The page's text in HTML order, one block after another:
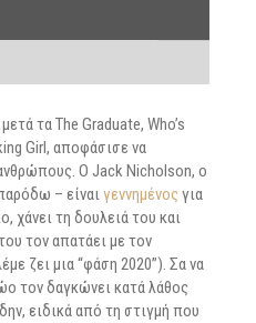
τα The Graduate, Who’s
Girl, αποφάσισε να
Ο Jack Nicholson, ο
– είναιγεννημένος για
χάνει τη δουλειά του και
τον απατάει με τον
ζει μια “φάση 2020”). Σα να
τον δαγκώνει κατά λάθος
ειδικά από τη στιγμή που